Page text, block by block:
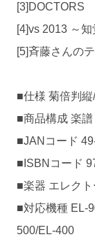
[3]DOCTORS
[4]vs 2013 ～
[5]斉藤さんの
■仕様 菊倍判
■商品構成 楽譜
■JANコード
■ISBNコード
■楽器 エレク
■対応機種 EL-
500/EL-400